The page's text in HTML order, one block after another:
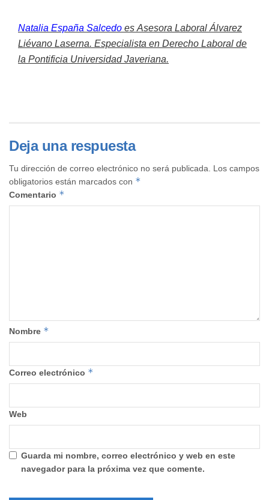
Natalia España Salcedo es Asesora Laboral Álvarez
Liévano Laserna. Especialista en Derecho Laboral de
la Pontificia Universidad Javeriana.
Deja una respuesta
Tu dirección de correo electrónico no será publicada.
Los campos
obligatorios están marcados con *
Comentario *
Nombre *
Correo electrónico *
Web
Guarda mi nombre, correo electrónico y web en este
navegador para la próxima vez que comente.